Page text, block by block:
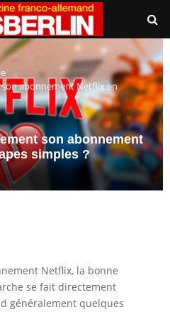
abonnement Netflix en
son abonnement
simples ?
Netflix, la bonne
se fait directement
généralement quelques